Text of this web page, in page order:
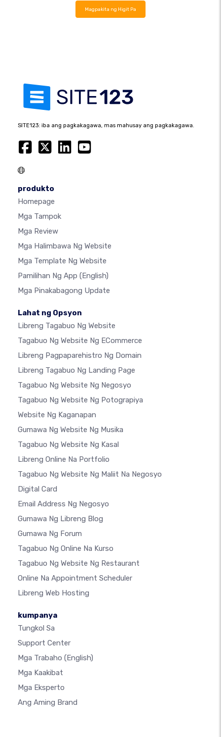
Magpakita ng Higit Pa
SITE123: iba ang pagkakagawa, mas mahusay ang pagkakagawa.
produkto
Homepage
Mga Tampok
Mga Review
Mga Halimbawa Ng Website
Mga Template Ng Website
Pamilihan Ng App (English)
Mga Pinakabagong Update
Lahat ng Opsyon
Libreng Tagabuo Ng Website
Tagabuo Ng Website Ng ECommerce
Libreng Pagpaparehistro Ng Domain
Libreng Tagabuo Ng Landing Page
Tagabuo Ng Website Ng Negosyo
Tagabuo Ng Website Ng Potograpiya
Website Ng Kaganapan
Gumawa Ng Website Ng Musika
Tagabuo Ng Website Ng Kasal
Libreng Online Na Portfolio
Tagabuo Ng Website Ng Maliit Na Negosyo
Digital Card
Email Address Ng Negosyo
Gumawa Ng Libreng Blog
Gumawa Ng Forum
Tagabuo Ng Online Na Kurso
Tagabuo Ng Website Ng Restaurant
Online Na Appointment Scheduler
Libreng Web Hosting
kumpanya
Tungkol Sa
Support Center
Mga Trabaho (English)
Mga Kaakibat
Mga Eksperto
Ang Aming Brand